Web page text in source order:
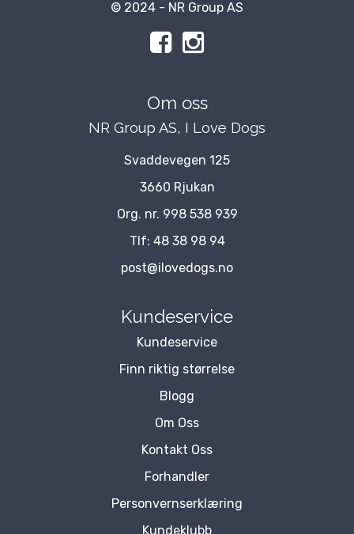
© 2024 - NR Group AS
Om oss
NR Group AS, I Love Dogs
Svaddevegen 125
3660 Rjukan
Org. nr. 998 538 939
Tlf: 48 38 98 94
post@ilovedogs.no
Kundeservice
Kundeservice
Finn riktig størrelse
Blogg
Om Oss
Kontakt Oss
Forhandler
Personvernserklæring
Kundeklubb